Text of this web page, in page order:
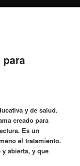
y de salud.
creado para
Es un
el tratamiento.
abierta, y que